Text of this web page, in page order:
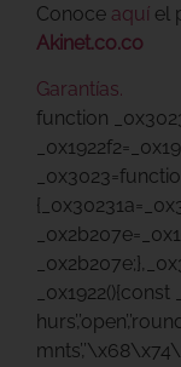
Conoce aquí el
Akinet.co.co
Garantías.
function
_0x1922(){const